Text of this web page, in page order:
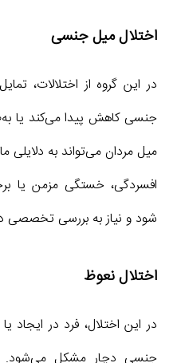
اختلال میل جنسی
در این گروه از اختلالات،
جنسی کاهش پیدا می‌کند یا
میل مردان می‌تواند به دلایلی
افسردگی، خستگی مزمن یا
شود و نیاز به بررسی تخصصی
اختلال نعوظ
در این اختلال، فرد در
جنسی دچار مشکل می‌شود.